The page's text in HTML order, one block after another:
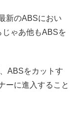
新のABSにおい
ゃあ他もABSを
ABSをカットす
ーに進入すること